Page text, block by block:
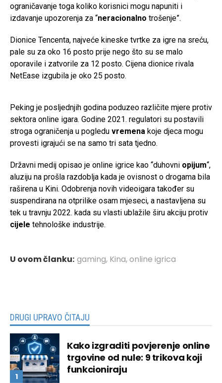
ograničavanje toga koliko korisnici mogu napuniti i
izdavanje upozorenja za “neracionalno trošenje”.
Dionice Tencenta, najveće kineske tvrtke za igre na sreću,
pale su za oko 16 posto prije nego što su se malo
oporavile i zatvorile za 12 posto. Cijena dionice rivala
NetEase izgubila je oko 25 posto.
Peking je posljednjih godina poduzeo različite mjere protiv
sektora online igara. Godine 2021. regulatori su postavili
stroga ograničenja u pogledu vremena koje djeca mogu
provesti igrajući se na samo tri sata tjedno.
Državni medij opisao je online igrice kao “duhovni opijum“,
aluziju na prošla razdoblja kada je ovisnost o drogama bila
raširena u Kini. Odobrenja novih videoigara također su
suspendirana na otprilike osam mjeseci, a nastavljena su
tek u travnju 2022. kada su vlasti ublažile širu akciju protiv
cijele tehnološke industrije.
U ovom članku: gaming, Kina,online igrica
DRUGI UPRAVO ČITAJU
Kako izgraditi povjerenje online
trgovine od nule: 9 trikova koji
funkcioniraju